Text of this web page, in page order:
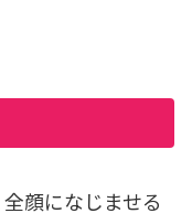
全顔になじませる